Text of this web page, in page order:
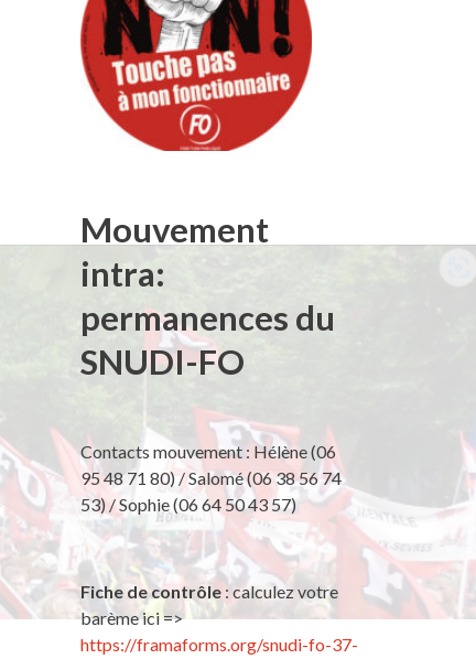
Mouvement
intra:
permanences du
SNUDI-FO
Contacts mouvement : Hélène (06
95 48 71 80) / Salomé (06 38 56 74
53) / Sophie (06 64 50 43 57)
Fiche de contrôle: calculez votre
barème ici =>
https://framaforms.org/snudi-fo-37-